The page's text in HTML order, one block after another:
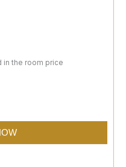
in the room price